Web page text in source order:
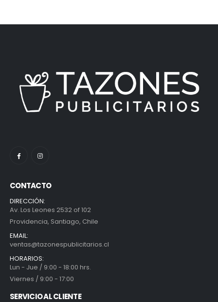
CONTACTO
DIRECCIÓN:
Av. Los Leones 2532 of 102
Providencia, Santiago, Chile
EMAIL:
ventas@tazonespublicitarios.cl
HORARIOS:
Lun - Jue / 9:00 - 18:00 hrs.
Viernes / 9:00 - 17:00
SERVICIO AL CLIENTE